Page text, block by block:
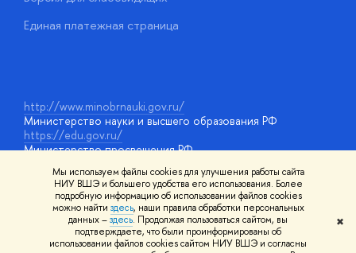
Мы используем файлы cookies для улучшения работы сайта
НИУ ВШЭ и большего удобства его использования. Более
подробную информацию об использовании файлов cookies
можно найти здесь, наши правила обработки персональных
данных –здесь. Продолжая пользоваться сайтом, вы
подтверждаете, что были проинформированы об
использовании файлов cookies сайтом НИУ ВШЭ и согласны
✖
Единая платежная страница
http://www.minobrnauki.gov.ru/
Министерство науки и высшего образования РФ
https://edu.gov.ru/
Министерство просвещения РФ
https://elearning.hse.ru/mooc
Массовые открытые онлайн-курсы
© НИУ ВШЭ 1993–2026 Адреса и контактыУсловия
использования материалов Политика конфиденциальности